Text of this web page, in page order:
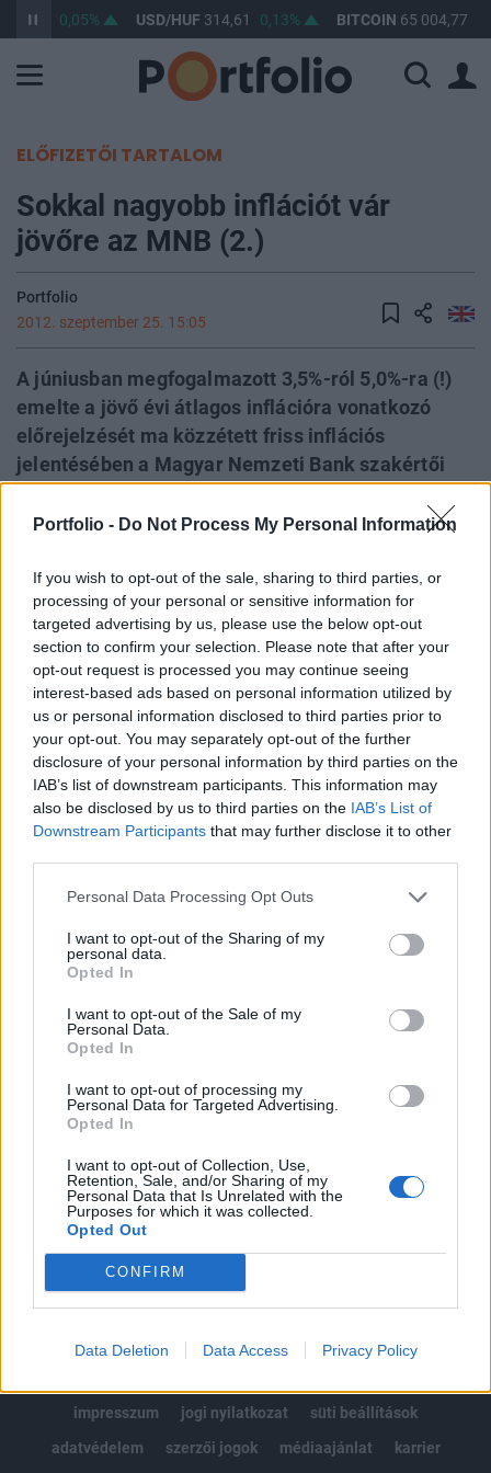
Portfolio - Do Not Process My Personal Information
If you wish to opt-out of the sale, sharing to third parties, or
processing of your personal or sensitive information for
targeted advertising by us, please use the below opt-out
section to confirm your selection. Please note that after your
opt-out request is processed you may continue seeing
interest-based ads based on personal information utilized by
us or personal information disclosed to third parties prior to
your opt-out. You may separately opt-out of the further
disclosure of your personal information by third parties on the
IAB’s list of downstream participants. This information may
also be disclosed by us to third parties on the IAB’s List of
Downstream Participants that may further disclose it to other
Personal Data Processing Opt Outs
I want to opt-out of the Sharing of my
personal data.
Opted In
I want to opt-out of the Sale of my
Personal Data.
Opted In
I want to opt-out of processing my
Personal Data for Targeted Advertising.
Opted In
I want to opt-out of Collection, Use,
Retention, Sale, and/or Sharing of my
Personal Data that Is Unrelated with the
Purposes for which it was collected.
Opted Out
CONFIRM
Data Deletion Data Access Privacy Policy
363,37 0,05% USD/HUF 314,61 0,13% BITCOIN 65 004,77
ELŐFIZETŐI TARTALOM
Sokkal nagyobb inflációt vár
jövőre az MNB (2.)
Portfolio
2012. szeptember 25. 15:05
A júniusban megfogalmazott 3,5%-ról 5,0%-ra (!)
emelte a jövő évi átlagos inflációra vonatkozó
előrejelzését ma közzétett friss inflációs
jelentésében a Magyar Nemzeti Bank szakértői
beszámoltunk - 25 bázisponttal csökkentette az
részletesebben
Kapcsolódó cikkünk2012.09.25Újabb kamatvágás! - Nem
hatott a tanácsra az inflációs jelentésAmint az alábbi kis
táblázatból látszik: az MNB a jövő évi mellett az idei évi
átlagos inflációs előrejelzést is érdemben tovább emelte
(5,3%-ról 5,8%-ra), igaz érdemes megjegyezni, hogy a
monetáris politika időhorizontja (12-18 hónap) már a 2013-
as, illetve a 2014-es év. Utóbbi...
KEDVES OLVASÓNK!
A keresett cikk a portfolio.hu hírarchívumához
regisztrációhoz kötött.
Portfolio.hu teljes cikkarchívum
Kötéslisták: BÉT elmúlt 2 év napon belüli
MÁR ELŐFIZETŐNK VAGY?BEJELENTKEZÉS
impresszum
jogi nyilatkozat
süti beállítások
adatvédelem
szerzői jogok médiaajánlat karrier